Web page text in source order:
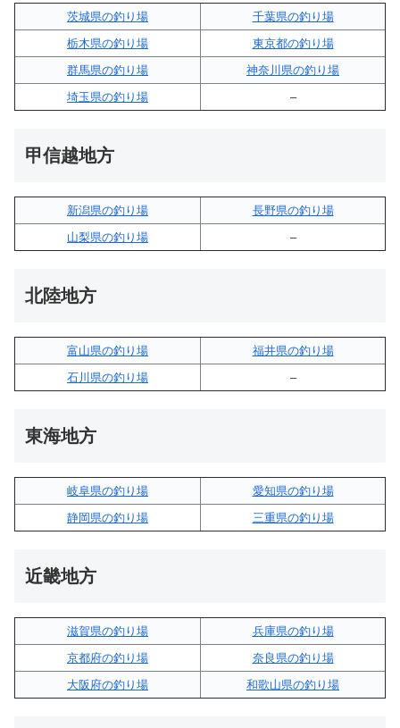
茨城県の釣り場
千葉県の釣り場
栃木県の釣り場
東京都の釣り場
群馬県の釣り場
神奈川県の釣り場
埼玉県の釣り場
–
甲信越地方
新潟県の釣り場
長野県の釣り場
山梨県の釣り場
–
北陸地方
富山県の釣り場
福井県の釣り場
石川県の釣り場
–
東海地方
岐阜県の釣り場
愛知県の釣り場
静岡県の釣り場
三重県の釣り場
近畿地方
滋賀県の釣り場
兵庫県の釣り場
京都府の釣り場
奈良県の釣り場
大阪府の釣り場
和歌山県の釣り場